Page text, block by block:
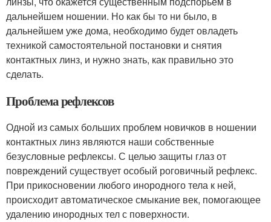
дальнейшем ношении. Но как бы то ни было, в
дальнейшем уже дома, необходимо будет овладеть
техникой самостоятельной постановки и снятия
контактных линз, и нужно знать, как правильно это
сделать.
Проблема рефлексов
Одной из самых больших проблем новичков в ношении
контактных линз являются наши собственные
безусловные рефлексы. С целью защиты глаз от
повреждений существует особый роговичный рефлекс.
При прикосновении любого инородного тела к ней,
происходит автоматическое смыкание век, помогающее
удалению инородных тел с поверхности.